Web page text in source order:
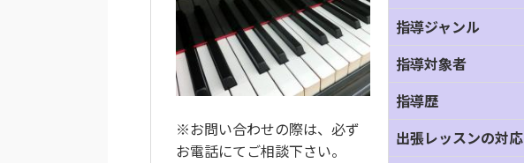
※お問い合わせの際は、必ず
お電話にてご相談下さい。
指導ジャンル
指導対象者
指導歴
出張レッスンの対応